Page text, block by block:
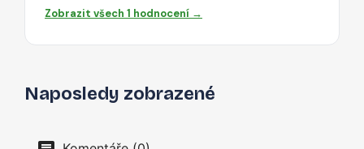
Zobrazit všech 1 hodnocení →
Naposledy zobrazené